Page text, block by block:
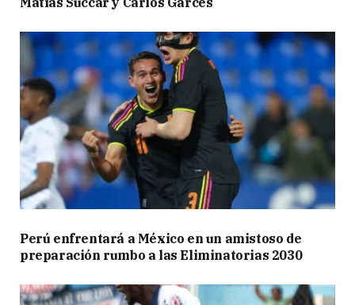
Perú enfrentará a México en un amistoso de
preparación rumbo a las Eliminatorias 2030